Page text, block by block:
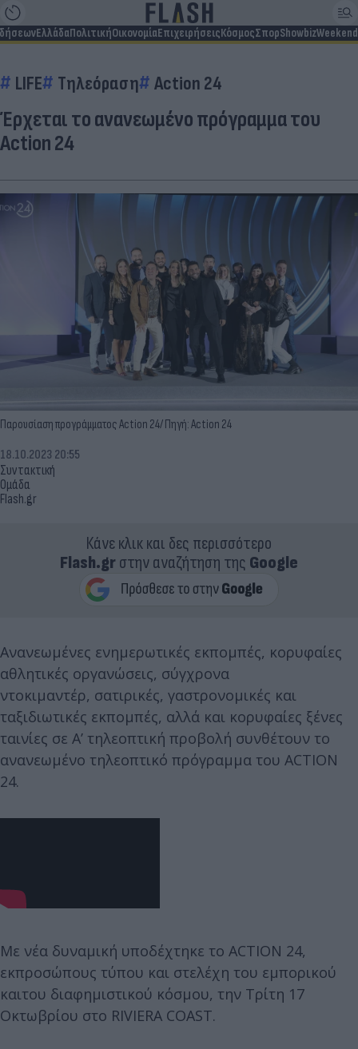
ΕλλάδαΠολιτικήΟικονομίαΕπιχειρήσειςΚόσμοςΣπορShowbizWeekend
LIFE Τηλεόραση Action 24
Έρχεται το ανανεωμένο πρόγραμμα του
Action 24
Παρουσίαση προγράμματος Action 24/ Πηγή: Action 24
Συντακτική
Ομάδα
Flash.gr
18.10.2023 20:55
Κάνε κλικ και δες περισσότερο
Flash.grστην αναζήτηση της Google
Aνανεωμένες ενημερωτικές εκπομπές, κορυφαίες
αθλητικές οργανώσεις, σύγχρονα
ντοκιμαντέρ, σατιρικές, γαστρονομικές και
ταξιδιωτικές εκπομπές, αλλά και κορυφαίες ξένες
ταινίες σε Α’ τηλεοπτική προβολή συνθέτουν το
ανανεωμένο τηλεοπτικό πρόγραμμα του ACTION
24.
Με νέα δυναμική υποδέχτηκε το ACTION 24,
εκπροσώπους τύπου και στελέχη του εμπορικού
καιτου διαφημιστικού κόσμου, την Τρίτη 17
Οκτωβρίου στο RIVIERA COAST.